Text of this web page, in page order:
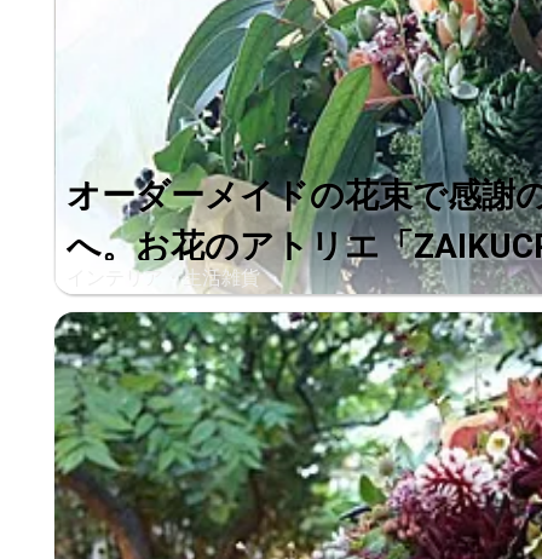
オーダーメイドの花束で感謝
へ。お花のアトリエ「
インテリア・生活雑貨